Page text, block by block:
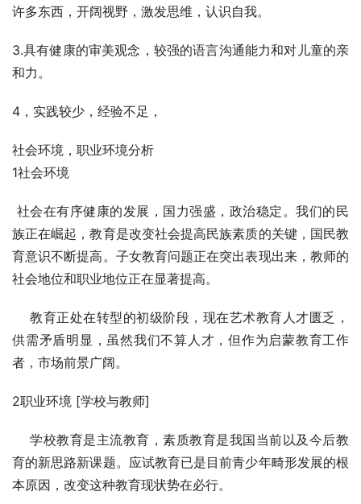
许多东西，开阔视野，激发思维，认识自我。
3.具有健康的审美观念，较强的语言沟通能力和对儿童的亲
和力。
4，实践较少，经验不足，
社会环境，职业环境分析
1社会环境
社会在有序健康的发展，国力强盛，政治稳定。我们的民
族正在崛起，教育是改变社会提高民族素质的关键，国民教
育意识不断提高。子女教育问题正在突出表现出来，教师的
社会地位和职业地位正在显著提高。
教育正处在转型的初级阶段，现在艺术教育人才匮乏，
供需矛盾明显，虽然我们不算人才，但作为启蒙教育工作
者，市场前景广阔。
2职业环境 [学校与教师]
学校教育是主流教育，素质教育是我国当前以及今后教
育的新思路新课题。应试教育已是目前青少年畸形发展的根
本原因，改变这种教育现状势在必行。